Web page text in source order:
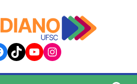
TikTokYouTube
Instagram